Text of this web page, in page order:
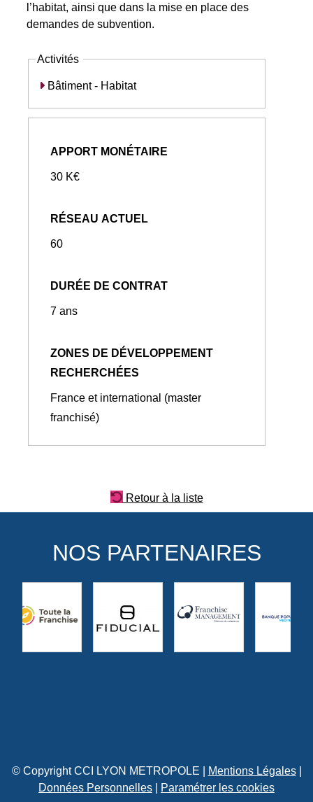
l’habitat, ainsi que dans la mise en place des
demandes de subvention.
Activités
Bâtiment - Habitat
APPORT MONÉTAIRE
30 K€
RÉSEAU ACTUEL
60
DURÉE DE CONTRAT
7 ans
ZONES DE DÉVELOPPEMENT
RECHERCHÉES
France et international (master
franchisé)
Retour à la liste
NOS PARTENAIRES
© Copyright CCI LYON METROPOLE | Mentions Légales|
Données Personnelles
Paramétrer les cookies